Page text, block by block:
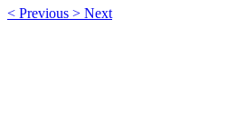
< Previous > Next